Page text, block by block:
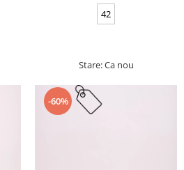
42
Stare: Ca nou
-60%